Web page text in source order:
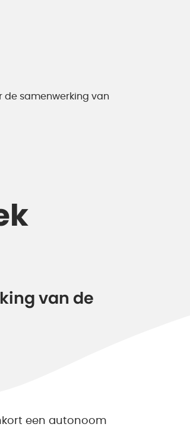
de samenwerking van
van de
een autonoom